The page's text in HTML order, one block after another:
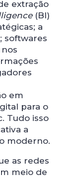
extração
(BI)
a
softwares
em
para o
Tudo isso
a
moderno.
as redes
meio de